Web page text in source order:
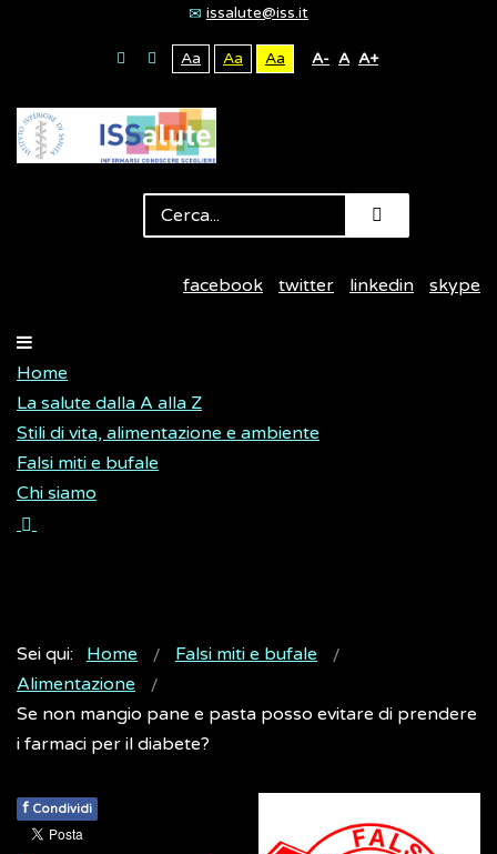
issalute@iss.it
Aa Aa Aa A- A A+
facebook twitter linkedin skype
Home
La salute dalla A alla Z
Stili di vita, alimentazione e ambiente
Falsi miti e bufale
Chi siamo
Sei qui: Home
Falsi miti e bufale
Alimentazione
Se non mangio pane e pasta posso evitare di prendere
i farmaci per il diabete?
f Condividi